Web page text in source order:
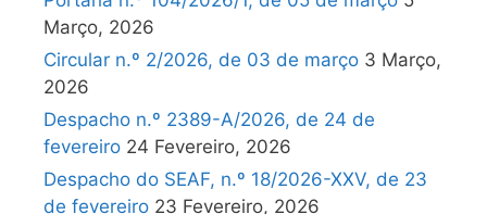
Março, 2026
Circular n.º 2/2026, de 03 de março 3 Março,
2026
Despacho n.º 2389-A/2026, de 24 de
fevereiro 24 Fevereiro, 2026
Despacho do SEAF, n.º 18/2026-XXV, de 23
de fevereiro 23 Fevereiro, 2026